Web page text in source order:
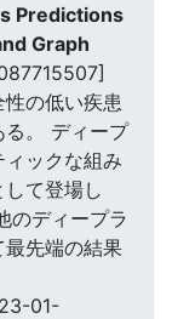
Predictions
Graph
の低い疾患
。 ディープ
ックな組み
て登場し
のディープラ
先端の結果
01-